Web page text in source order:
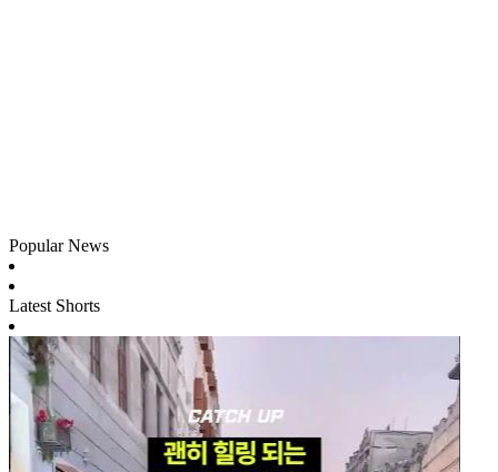
Popular News
Latest Shorts